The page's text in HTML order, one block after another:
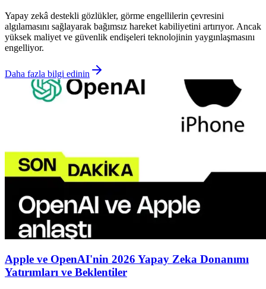
Yapay zekâ destekli gözlükler, görme engellilerin çevresini
algılamasını sağlayarak bağımsız hareket kabiliyetini artırıyor. Ancak
yüksek maliyet ve güvenlik endişeleri teknolojinin yaygınlaşmasını
engelliyor.
Daha fazla bilgi edinin
Apple ve OpenAI'nin 2026 Yapay Zeka Donanımı
Yatırımları ve Beklentiler